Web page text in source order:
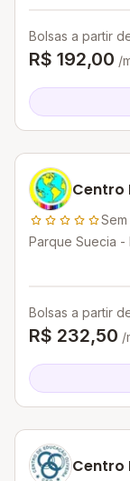
Bolsas a partir
R$ 192,00 /
Centro
Parque Suecia
Bolsas a partir
R$ 232,50 /
Centro